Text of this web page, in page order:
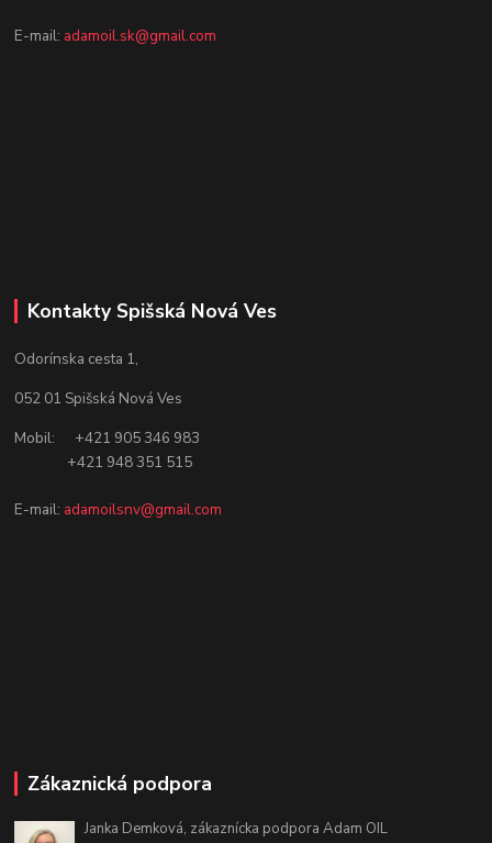
E-mail: adamoil.sk@gmail.com
Kontakty Spišská Nová Ves
Odorínska cesta 1,
052 01 Spišská Nová Ves
Mobil: +421 905 346 983
+421 948 351 515
E-mail: adamoilsnv@gmail.com
Zákaznická podpora
Janka Demková, zákaznícka podpora Adam OIL